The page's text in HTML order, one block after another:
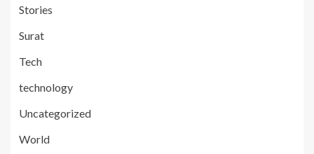
Stories
Surat
Tech
technology
Uncategorized
World